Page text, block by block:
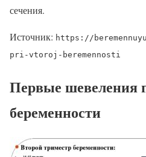
сечения.
Источник: https://
pri-vtoroj-beremennosti
Первые шевеления
беременности